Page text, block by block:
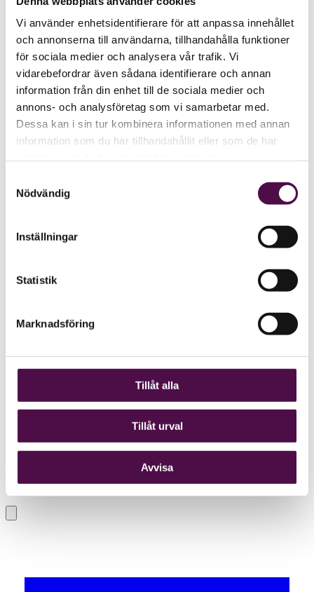
Vi använder enhetsidentifierare för att anpassa innehållet
och annonserna till användarna, tillhandahålla funktioner
för sociala medier och analysera vår trafik. Vi
vidarebefordrar även sådana identifierare och annan
information från din enhet till de sociala medier och
annons- och analysföretag som vi samarbetar med.
Dessa kan i sin tur kombinera informationen med annan
information som du har tillhandahållit eller som de har
Nödvändig
Inställningar
Statistik
Marknadsföring
Tillåt alla
Tillåt urval
Avvisa